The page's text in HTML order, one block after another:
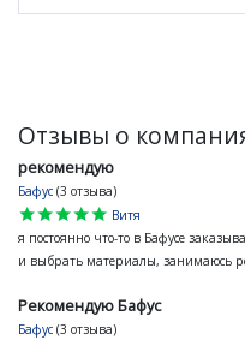
Отзывы о
рекомендую
Бафус (3 отзыва)
star
star
star
star
star
Витя
я постоянно что-то в Бафусе
и выбрать материалы, занимаюсь
Рекомендую Бафус
Бафус (3 отзыва)